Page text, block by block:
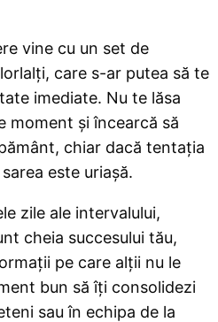
vine cu un set de
care s-ar putea să te
imediate. Nu te lăsa
moment și încearcă să
chiar dacă tentația
este uriașă.
zile ale intervalului,
cheia succesului tău,
pe care alții nu le
bun să îți consolidezi
sau în echipa de la